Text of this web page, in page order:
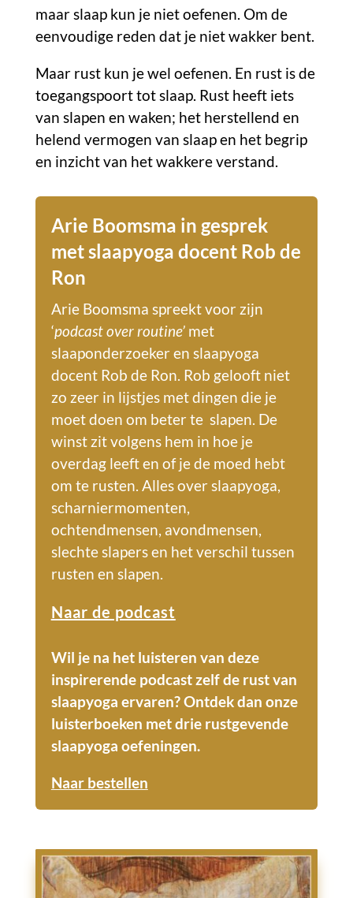
maar slaap kun je niet oefenen. Om de
eenvoudige reden dat je niet wakker bent.
Maar rust kun je wel oefenen. En rust is de
toegangspoort tot slaap. Rust heeft iets
van slapen en waken; het herstellend en
helend vermogen van slaap en het begrip
en inzicht van het wakkere verstand.
Arie Boomsma in gesprek
met slaapyoga docent Rob de
Ron
Arie Boomsma spreekt voor zijn
‘podcast over routine’ met
slaaponderzoeker en slaapyoga
docent Rob de Ron. Rob gelooft niet
zo zeer in lijstjes met dingen die je
moet doen om beter te slapen. De
winst zit volgens hem in hoe je
overdag leeft en of je de moed hebt
om te rusten. Alles over slaapyoga,
scharniermomenten,
ochtendmensen, avondmensen,
slechte slapers en het verschil tussen
rusten en slapen.
Naar de podcast
Wil je na het luisteren van deze
inspirerende podcast zelf de rust van
slaapyoga ervaren? Ontdek dan onze
luisterboeken met drie rustgevende
slaapyoga oefeningen.
Naar bestellen